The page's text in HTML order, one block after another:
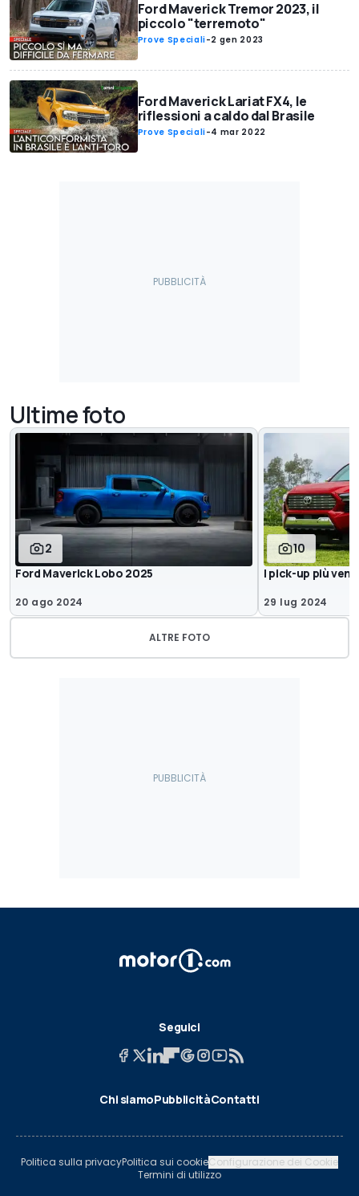
Ford Maverick Tremor 2023, il
piccolo "terremoto"
Prove Speciali-2 gen 2023
Ford Maverick Lariat FX4, le
riflessioni a caldo dal Brasile
Prove Speciali-4 mar 2022
Ultime foto
2
Ford Maverick Lobo 2025
20 ago 2024
10
I pick-up più
29 lug 2024
ALTRE FOTO
Seguici
Chi siamoPubblicitàContatti
Politica sulla privacyPolitica sui cookieConfigurazione dei Cookie
Termini di utilizzo